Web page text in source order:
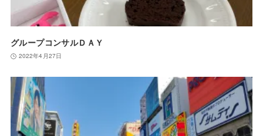
グループコンサルＤＡＹ
2022年4月27日